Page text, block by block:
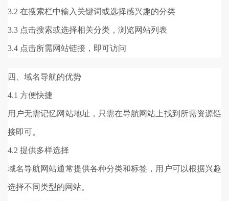
3.2 在搜索栏中输入关键词或选择感兴趣的分类
3.3 点击搜索或选择相关分类，浏览网站列表
3.4 点击所需网站链接，即可访问
四、域名导航的优势
4.1 方便快捷
用户无需记忆网站地址，只需在导航网站上找到所需资源链
接即可。
4.2 提供多样选择
域名导航网站通常提供各种分类和标签，用户可以根据兴趣
选择不同类型的网站。